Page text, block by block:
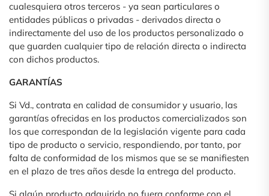
cualesquiera otros terceros - ya sean particulares o
entidades públicas o privadas - derivados directa o
indirectamente del uso de los productos personalizado o
que guarden cualquier tipo de relación directa o indirecta
con dichos productos.
GARANTÍAS
Si Vd., contrata en calidad de consumidor y usuario, las
garantías ofrecidas en los productos comercializados son
los que correspondan de la legislación vigente para cada
tipo de producto o servicio, respondiendo, por tanto, por
falta de conformidad de los mismos que se se manifiesten
en el plazo de tres años desde la entrega del producto.